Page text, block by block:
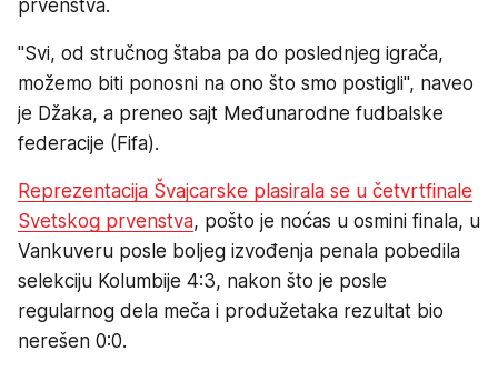
prvenstva.
"Svi, od stručnog štaba pa do poslednjeg igrača,
možemo biti ponosni na ono što smo postigli", naveo
je Džaka, a preneo sajt Međunarodne fudbalske
federacije (Fifa).
Reprezentacija Švajcarske plasirala se u četvrtfinale
Svetskog prvenstva, pošto je noćas u osmini finala, u
Vankuveru posle boljeg izvođenja penala pobedila
selekciju Kolumbije 4:3, nakon što je posle
regularnog dela meča i produžetaka rezultat bio
nerešen 0:0.